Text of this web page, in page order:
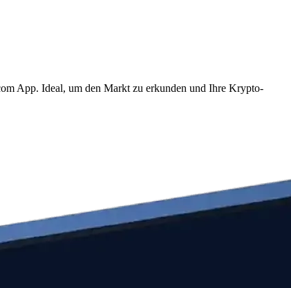
App. Ideal, um den Markt zu erkunden und Ihre Krypto-